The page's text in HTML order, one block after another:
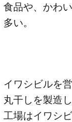
食品や、​かわ
多い。
イワシビルを​
丸干しを​製造
工場は​イワシ